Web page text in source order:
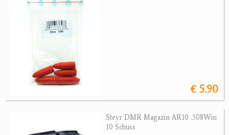
€ 5.90
Steyr DMR Magazin AR10 .308Win
10 Schuss